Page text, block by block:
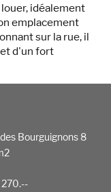
idéalement
emplacement
sur la rue, il
d'un fort
Bourguignons 8
270.--